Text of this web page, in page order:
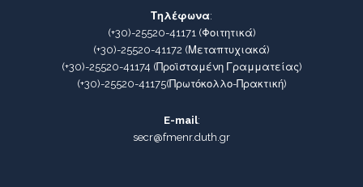
Τηλέφωνα:
(+30)-25520-41171(Φοιτητικά)
(+30)-25520-41172 (Μεταπτυχιακά)
(+30)-25520-41174 (Προϊσταμένη Γραμματείας)
(+30)-25520-41175(Πρωτόκολλο-Πρακτική)
E-mail:
secr@fmenr.duth.gr